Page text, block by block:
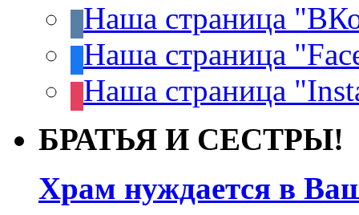
Наша страница
Наша страница
Наша страница
БРАТЬЯ И СЕСТРЫ!
Храм нуждается в